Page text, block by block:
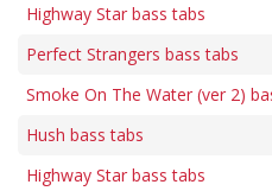
Highway Star bass tabs
Perfect Strangers bass tabs
Smoke On The Water (ver 2)
Hush bass tabs
Highway Star bass tabs